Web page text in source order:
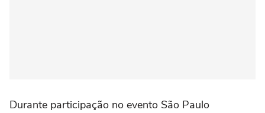
Durante participação no evento São Paulo